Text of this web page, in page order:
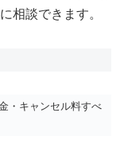
相談できます。
・キャンセル料すべ